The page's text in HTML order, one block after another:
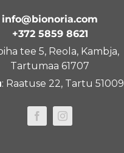
info@bionoria.com
+372 5859 8621
tee 5, Reola, Kambja,
Tartumaa 61707
: Raatuse 22, Tartu 51009